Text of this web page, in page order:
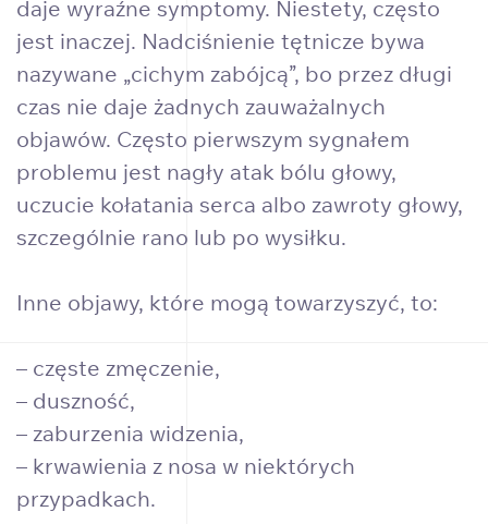
daje wyraźne symptomy. Niestety, często
jest inaczej. Nadciśnienie tętnicze bywa
nazywane „cichym zabójcą”, bo przez długi
czas nie daje żadnych zauważalnych
objawów. Często pierwszym sygnałem
problemu jest nagły atak bólu głowy,
uczucie kołatania serca albo zawroty głowy,
szczególnie rano lub po wysiłku.
Inne objawy, które mogą towarzyszyć, to:
– częste zmęczenie,
– duszność,
– zaburzenia widzenia,
– krwawienia z nosa w niektórych
przypadkach.